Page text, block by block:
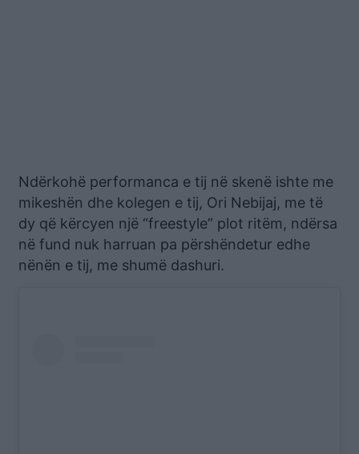
Ndërkohë performanca e tij në skenë ishte me
mikeshën dhe kolegen e tij, Ori Nebijaj, me të
dy që kërcyen një “freestyle” plot ritëm, ndërsa
në fund nuk harruan pa përshëndetur edhe
nënën e tij, me shumë dashuri.